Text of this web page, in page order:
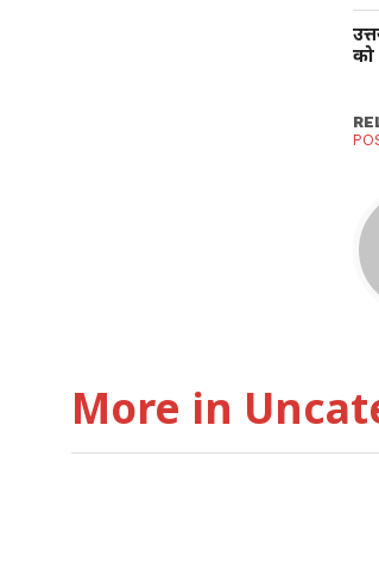
को
More in